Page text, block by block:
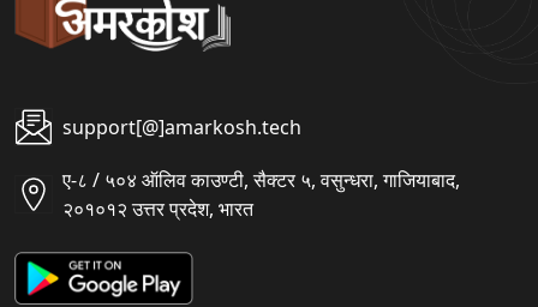
support[@]amarkosh.tech
ए-८ / ५०४ ऑलिव काउण्टी, सैक्टर ५, वसुन्धरा, गाजियाबाद,
२०१०१२ उत्तर प्रदेश, भारत